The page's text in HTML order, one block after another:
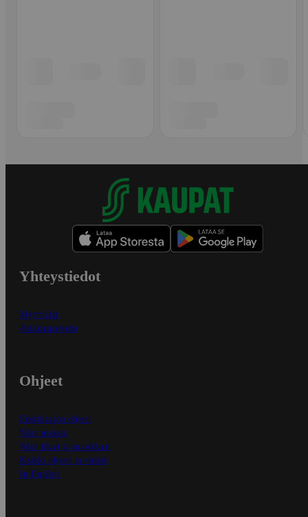
Yhteystiedot
Myymälät
Asiakaspalvelu
Ohjeet
Ensitilaajan ohjeet
Näin maksat
Näin tilaat ja muokkaat
Kaikki ohjeet ja vinkit
In English